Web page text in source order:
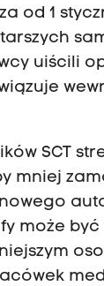
od 1
uiścili
SCT
mniej
może być